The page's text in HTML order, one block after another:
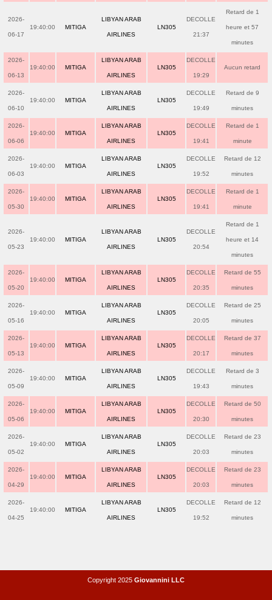
2026-
06-17
19:40:00 MITIGA
LIBYAN ARAB
AIRLINES
LN305
DECOLLE
21:37
Retard de 1
heure et 57
minutes
2026-
06-13
19:40:00 MITIGA
LIBYAN ARAB
AIRLINES
LN305
DECOLLE
19:29
Aucun retard
2026-
06-10
19:40:00 MITIGA
LIBYAN ARAB
AIRLINES
LN305
DECOLLE
19:49
Retard de 9
minutes
2026-
06-06
19:40:00 MITIGA
LIBYAN ARAB
AIRLINES
LN305
DECOLLE
19:41
Retard de 1
minute
2026-
06-03
19:40:00 MITIGA
LIBYAN ARAB
AIRLINES
LN305
DECOLLE
19:52
Retard de 12
minutes
2026-
05-30
19:40:00 MITIGA
LIBYAN ARAB
AIRLINES
LN305
DECOLLE
19:41
Retard de 1
minute
2026-
05-23
19:40:00 MITIGA
LIBYAN ARAB
AIRLINES
LN305
DECOLLE
20:54
Retard de 1
heure et 14
minutes
2026-
05-20
19:40:00 MITIGA
LIBYAN ARAB
AIRLINES
LN305
DECOLLE
20:35
Retard de 55
minutes
2026-
05-16
19:40:00 MITIGA
LIBYAN ARAB
AIRLINES
LN305
DECOLLE
20:05
Retard de 25
minutes
2026-
05-13
19:40:00 MITIGA
LIBYAN ARAB
AIRLINES
LN305
DECOLLE
20:17
Retard de 37
minutes
2026-
05-09
19:40:00 MITIGA
LIBYAN ARAB
AIRLINES
LN305
DECOLLE
19:43
Retard de 3
minutes
2026-
05-06
19:40:00 MITIGA
LIBYAN ARAB
AIRLINES
LN305
DECOLLE
20:30
Retard de 50
minutes
2026-
05-02
19:40:00 MITIGA
LIBYAN ARAB
AIRLINES
LN305
DECOLLE
20:03
Retard de 23
minutes
2026-
04-29
19:40:00 MITIGA
LIBYAN ARAB
AIRLINES
LN305
DECOLLE
20:03
Retard de 23
minutes
2026-
04-25
19:40:00 MITIGA
LIBYAN ARAB
AIRLINES
LN305
DECOLLE
19:52
Retard de 12
minutes
Copyright 2025 Giovannini LLC